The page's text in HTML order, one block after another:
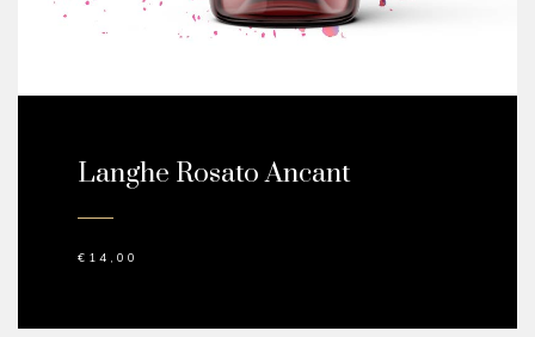
Langhe Rosato Ancant
€ 14,00